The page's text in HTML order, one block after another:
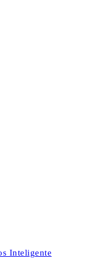
Inteligente